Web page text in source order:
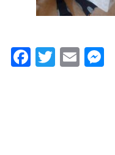
Facebook
Twitter
Email